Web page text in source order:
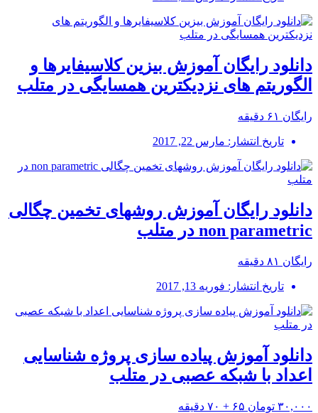
دانلود رایگان آموزش بیزین کلاسیفایرها و
الگوریتم های نزدیکترین همسایگی در متلب
رایگان ۶۱ دقیقه
تاریخ انتشار: مارس 22, 2017
دانلود رایگان آموزش روشهای تخمین چگالی
non parametric در متلب
رایگان ۸۱ دقیقه
تاریخ انتشار: فوریه 13, 2017
دانلود آموزش پیاده سازی پروژه شناسایی
اعداد با شبکه عصبی در متلب
۳۰,۰۰۰ تومان ۶۵ + ۷۰ دقیقه